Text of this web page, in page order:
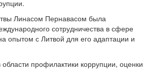
Линасом Пернавасом была
сотрудничества в сфере
опытом с Литвой для его адаптации и
профилактики коррупции, оценки